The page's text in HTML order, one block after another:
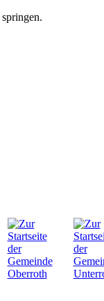
springen.